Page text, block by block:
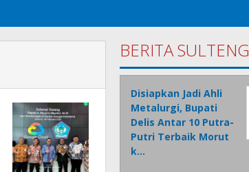
BERITA SULTENG
Disiapkan Jadi Ahli
Metalurgi, Bupati
Delis Antar 10 Putra-
Putri Terbaik Morut
k…